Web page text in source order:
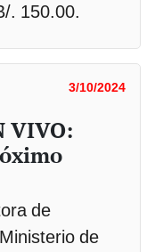
. 150.00.
3/10/2024
VIVO:
de
de